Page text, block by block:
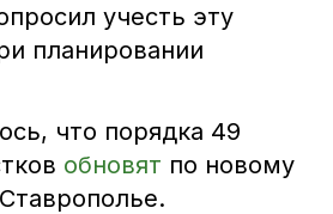
учесть эту
планировании
что порядка 49
обновят по новому